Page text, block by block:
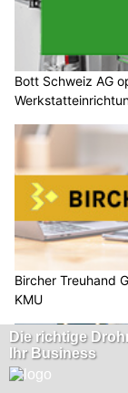
Bott Schweiz AG
Bircher Treuhand
KMU